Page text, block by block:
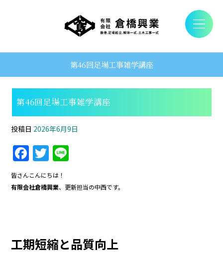
第46回足場工事雑学講座
第46回足場工事雑学講座
投稿日 2026年6月9日
F
a
c
o
o
T
w
itt e
皆さんこんにちは！
有限会社倉橋興業、更新担当の中西です。
工期短縮と品質向上